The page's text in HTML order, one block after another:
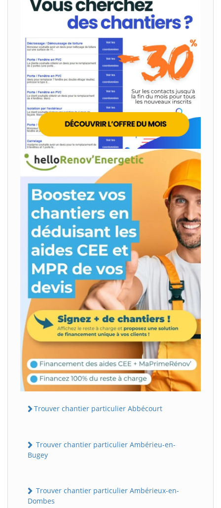
Trouver chantier particulier Abbécourt
Trouver chantier particulier Ambérieu-en-
Bugey
Trouver chantier particulier Ambérieux-en-
Dombes